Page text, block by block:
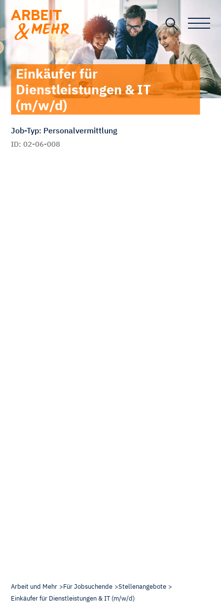
Toggle
Einkäufer für
Dienstleistungen & IT
(m/w/d)
Job-Typ: Personalvermittlung
ID: 02-06-008
Arbeit und Mehr Für Jobsuchende
Stellenangebote
Einkäufer für Dienstleistungen & IT (m/w/d)